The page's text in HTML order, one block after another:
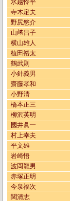
水越怜平
寺木定夫
野尻悠介
山﨑昌子
横山雄人
植田裕太
鶴武則
小針義男
齋藤孝和
小野清
橋本正三
柳沢英明
國井眞一
村上幸夫
平文雄
岩崎悟
波岡龍男
赤塚正明
今泉福次
関清志